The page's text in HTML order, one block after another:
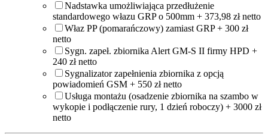
Nadstawka umożliwiająca przedłużenie
standardowego włazu GRP o 500mm + 373,98 zł netto
Właz PP (pomarańczowy) zamiast GRP + 300 zł
netto
Sygn. zapeł. zbiornika Alert GM-S II firmy HPD +
240 zł netto
Sygnalizator zapełnienia zbiornika z opcją
powiadomień GSM + 550 zł netto
Usługa montażu (osadzenie zbiornika na szambo w
wykopie i podłączenie rury, 1 dzień roboczy) + 3000 zł
netto